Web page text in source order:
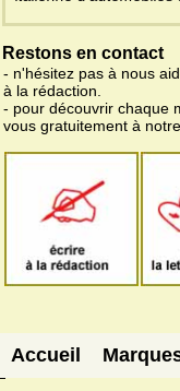
Restons en contact
- n'hésitez pas à nous
à la rédaction.
- pour découvrir chaque
vous gratuitement à
Accueil